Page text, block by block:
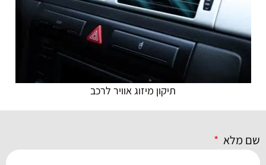
תיקון מיזוג אוויר לרכב
שם מלא